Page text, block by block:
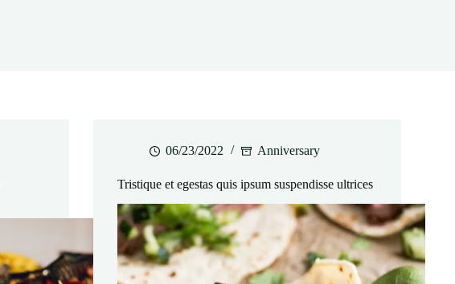
06/23/2022 Anniversary
Tristique et egestas quis ipsum suspendisse ultrices